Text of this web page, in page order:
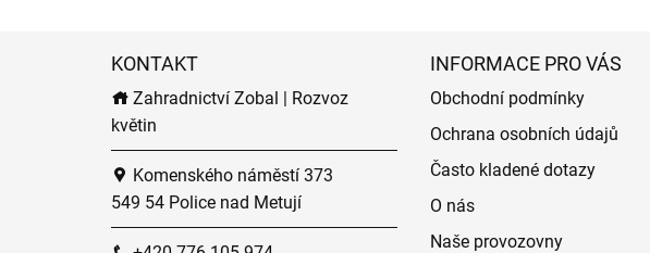
KONTAKT
Zahradnictví Zobal | Rozvoz
květin
Komenského náměstí 373
549 54 Police nad Metují
INFORMACE PRO VÁS
Obchodní podmínky
Ochrana osobních údajů
Často kladené dotazy
O nás
Naše provozovny